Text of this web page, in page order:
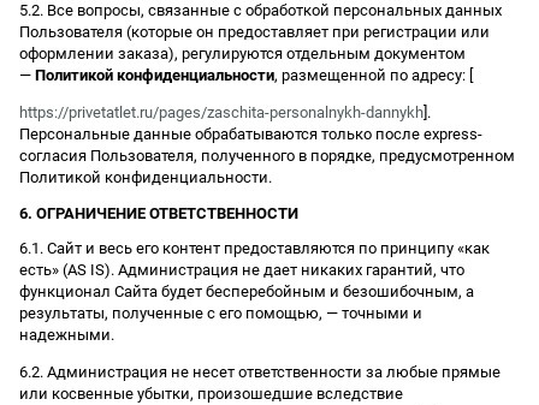
5.2. Все вопросы, связанные с обработкой персональных данных
Пользователя (которые он предоставляет при регистрации или
оформлении заказа), регулируются отдельным документом
— Политикой конфиденциальности, размещенной по адресу: [
https://privetatlet.ru/pages/zaschita-personalnykh-dannykh ].
Персональные данные обрабатываются только после express-
согласия Пользователя, полученного в порядке, предусмотренном
Политикой конфиденциальности.
6. ОГРАНИЧЕНИЕ ОТВЕТСТВЕННОСТИ
6.1. Сайт и весь его контент предоставляются по принципу «как
есть» (AS IS). Администрация не дает никаких гарантий, что
функционал Сайта будет бесперебойным и безошибочным, а
результаты, полученные с его помощью, — точными и
надежными.
6.2. Администрация не несет ответственности за любые прямые
или косвенные убытки, произошедшие вследствие